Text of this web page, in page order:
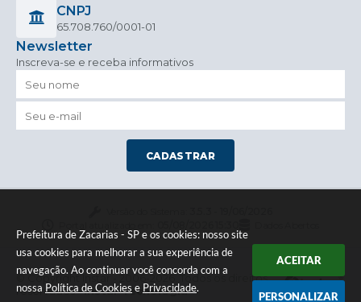
Prefeitura de Zacarias - SP e os cookies: nosso site
usa cookies para melhorar a sua experiência de
navegação. Ao continuar você concorda com a
nossa Política de Cookies e Privacidade.
ACEITAR
PERSONALIZAR
CNPJ
65.708.760/0001-01
Newsletter
Inscreva-se e receba informativos
CADASTRAR
© Copyright Instar - 2006-2026. Todos os direitos
reservados -Instar Tecnologia